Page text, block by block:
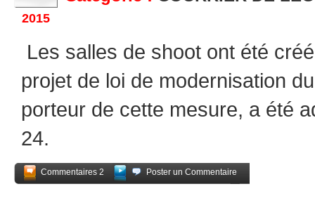
2015
Les salles de shoot ont été
projet de loi de modernisation
porteur de cette mesure, a été
24.
Commentaires 2
Poster un Commentaire